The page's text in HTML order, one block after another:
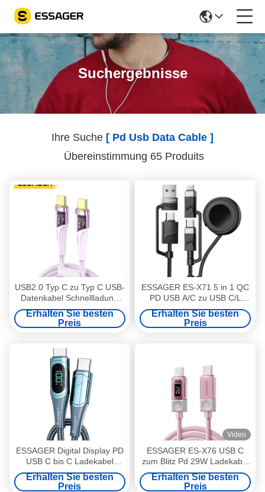
Suchergebnisse
Ihre Suche [ Pd Usb Data Cable ]
Übereinstimmung 65 Produits
USB2.0 Typ C zu Typ C USB-
Datenkabel Schnellladung
100W 5A 480Mbps
Übertragung
Erhalten Sie besten
Preis
ESSAGER ES-X71 5 in 1 QC
PD USB A/C zu USB C/L
Smart Watch Ladedatenkabel
Erhalten Sie besten
Preis
ESSAGER Digital Display PD
USB C bis C Ladekabel
100W 5A
Erhalten Sie besten
Preis
Video
ESSAGER ES-X76 USB C
zum Blitz Pd 29W Ladekabel
3Ft 6Ft Digitale Anzeige
Erhalten Sie besten
Preis